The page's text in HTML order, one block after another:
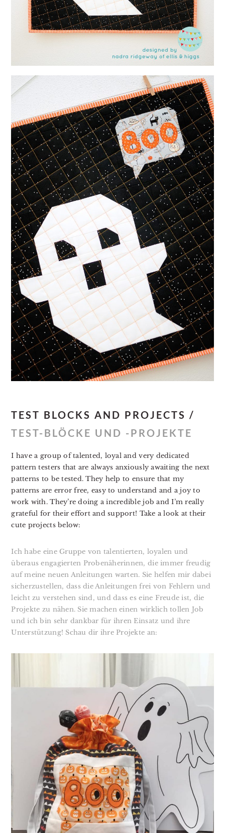
TEST BLOCKS AND PROJECTS /
TEST-BLÖCKE UND -PROJEKTE
I have a group of talented, loyal and very dedicated
pattern testers that are always anxiously awaiting the next
patterns to be tested. They help to ensure that my
patterns are error free, easy to understand and a joy to
work with. They’re doing a incredible job and I’m really
grateful for their effort and support! Take a look at their
cute projects below:
Ich habe eine Gruppe von talentierten, loyalen und
überaus engagierten Probenäherinnen, die immer freudig
auf meine neuen Anleitungen warten. Sie helfen mir dabei
sicherzustellen, dass die Anleitungen frei von Fehlern und
leicht zu verstehen sind, und dass es eine Freude ist, die
Projekte zu nähen. Sie machen einen wirklich tollen Job
und ich bin sehr dankbar für ihren Einsatz und ihre
Unterstützung! Schau dir ihre Projekte an: